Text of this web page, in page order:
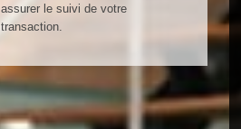
assurer le suivi de votre
transaction.